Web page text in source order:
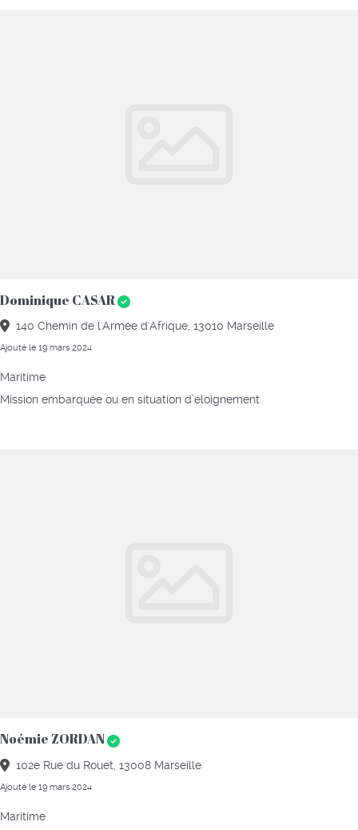
Dominique CASAR
140 Chemin de l'Armée d'Afrique, 13010 Marseille
Ajouté le 19 mars 2024
Maritime
Mission embarquée ou en situation d’éloignement
Noémie ZORDAN
102e Rue du Rouet, 13008 Marseille
Ajouté le 19 mars 2024
Maritime